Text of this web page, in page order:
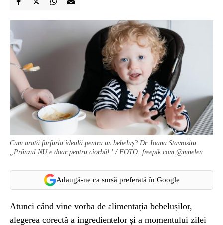
Cum arată farfuria ideală pentru un bebeluș? Dr. Ioana Stavrositu:
„Prânzul NU e doar pentru ciorbă!” / FOTO: freepik.com @mnelen
Adaugă-ne ca sursă preferată în Google
Atunci când vine vorba de alimentația bebelușilor,
alegerea corectă a ingredientelor și a momentului zilei